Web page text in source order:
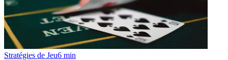
Stratégies de Jeu6 min